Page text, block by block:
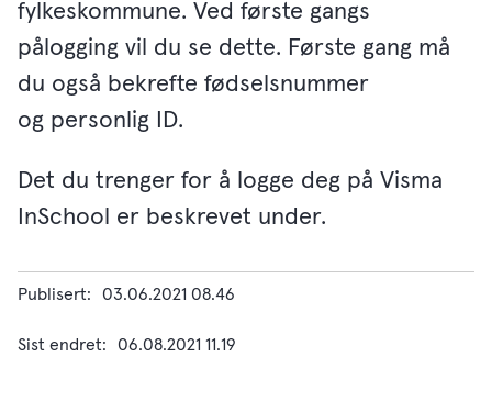
fylkeskommune. Ved første gangs
pålogging vil du se dette. Første gang må
du også bekrefte fødselsnummer
og personlig ID.
Det du trenger for å logge deg på Visma
InSchool er beskrevet under.
Publisert 03.06.2021 08.46
Sist endret 06.08.2021 11.19